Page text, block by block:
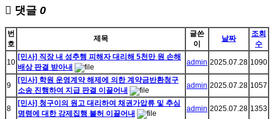
댓글 0
번
호
제목
글쓴
이
날짜
조회
수
10
[민사] 직장 내 성추행 피해자 대리해 5천만 원 손해
배상 판결 받아내
admin 2025.07.28 1090
9
[민사] 학원 운영계약 해제에 의한 계약금반환청구
소송 진행하여 지급 판결 이끌어내
admin 2025.07.28 1057
8
[민사] 청구이의 원고 대리하여 채권가압류 및 추심
명령에 대한 강제집행 불허 이끌어내
admin 2025.07.28 1353